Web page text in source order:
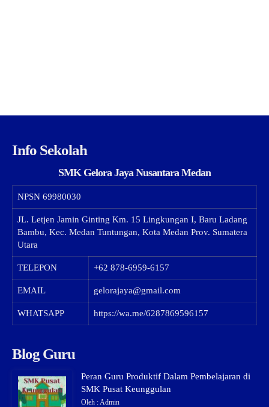
Info Sekolah
SMK Gelora Jaya Nusantara Medan
NPSN 69980030
JL. Letjen Jamin Ginting Km. 15 Lingkungan I, Baru Ladang
Bambu, Kec. Medan Tuntungan, Kota Medan Prov. Sumatera
Utara
TELEPON +62 878-6959-6157
EMAIL gelorajaya@gmail.com
WHATSAPP https://wa.me/6287869596157
Blog Guru
Peran Guru Produktif Dalam Pembelajaran di
SMK Pusat Keunggulan
Oleh : Admin